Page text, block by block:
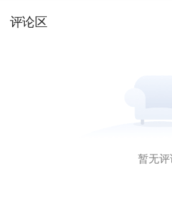
评论区
暂无评